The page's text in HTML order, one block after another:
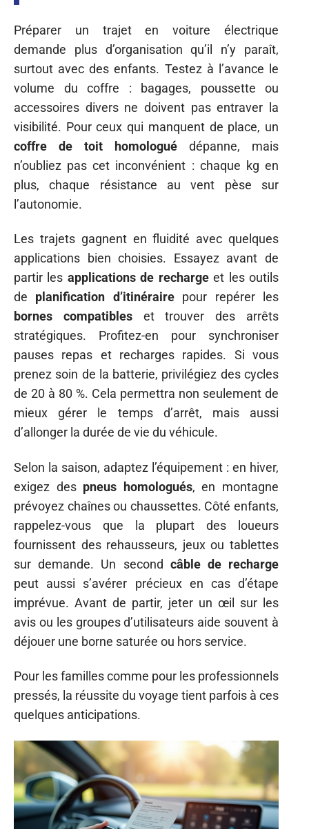
Préparer un trajet en voiture électrique
demande plus d’organisation qu’il n’y paraît,
surtout avec des enfants. Testez à l’avance le
volume du coffre : bagages, poussette ou
accessoires divers ne doivent pas entraver la
visibilité. Pour ceux qui manquent de place, un
coffre de toit homologué dépanne, mais
n’oubliez pas cet inconvénient : chaque kg en
plus, chaque résistance au vent pèse sur
l’autonomie.
Les trajets gagnent en fluidité avec quelques
applications bien choisies. Essayez avant de
partir les applications de rechargeet les outils
de planification d’itinérairepour repérer les
bornes compatibleset trouver des arrêts
stratégiques. Profitez-en pour synchroniser
pauses repas et recharges rapides. Si vous
prenez soin de la batterie, privilégiez des cycles
de 20 à 80 %. Cela permettra non seulement de
mieux gérer le temps d’arrêt, mais aussi
d’allonger la durée de vie du véhicule.
Selon la saison, adaptez l’équipement : en hiver,
exigez des pneus homologués, en montagne
prévoyez chaînes ou chaussettes. Côté enfants,
rappelez-vous que la plupart des loueurs
fournissent des rehausseurs, jeux ou tablettes
sur demande. Un second câble de recharge
peut aussi s’avérer précieux en cas d’étape
imprévue. Avant de partir, jeter un œil sur les
avis ou les groupes d’utilisateurs aide souvent à
déjouer une borne saturée ou hors service.
Pour les familles comme pour les professionnels
pressés, la réussite du voyage tient parfois à ces
quelques anticipations.